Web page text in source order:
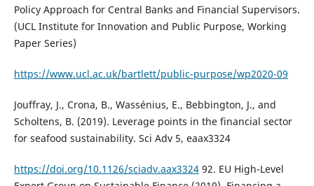
Policy Approach for Central Banks and Financial Supervisors.
(UCL Institute for Innovation and Public Purpose, Working
Paper Series)
https://www.ucl.ac.uk/bartlett/public-purpose/wp2020-09
Jouffray, J., Crona, B., Wassénius, E., Bebbington, J., and
Scholtens, B. (2019). Leverage points in the financial sector
for seafood sustainability. Sci Adv 5, eaax3324
https://doi.org/10.1126/sciadv.aax332492. EU High-Level